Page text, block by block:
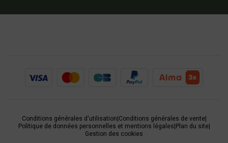
Conditions générales d'utilisation Conditions générales de vente|
Politique de données personnelles et mentions légales Plan du site|
Gestion des cookies